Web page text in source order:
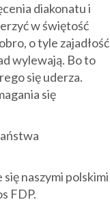
diakonatu i
w świętość
o tyle zajadłość
wylewają. Bo to
się uderza.
się
naszymi polskimi
FDP.